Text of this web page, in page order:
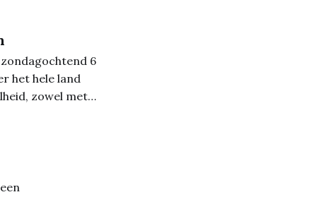
6
het hele land
zowel met